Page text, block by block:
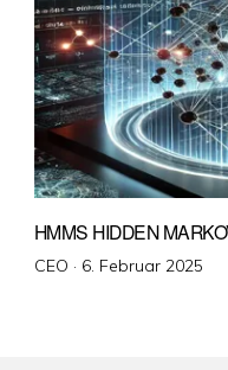
HMMS HIDDEN
CEO · Veröffentlicht
6. Februar 2025